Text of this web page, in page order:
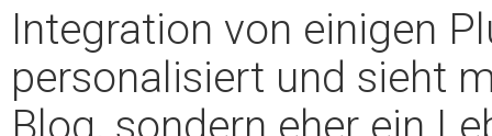
Integration von einigen
personalisiert und sieht